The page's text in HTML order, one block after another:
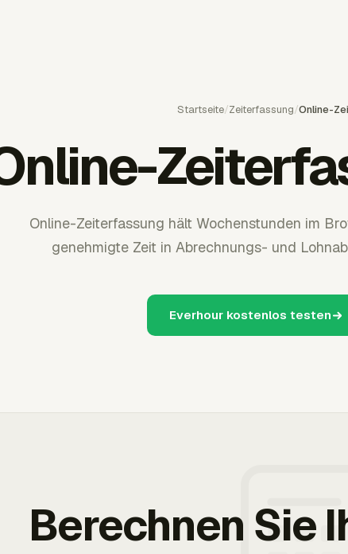
Startseite/Zeiterfassung/Online-
Online-Zeiterfassung hält Wochenstunden im
genehmigte Zeit in Abrechnungs- und
Everhour kostenlos testen
Berechnen Sie